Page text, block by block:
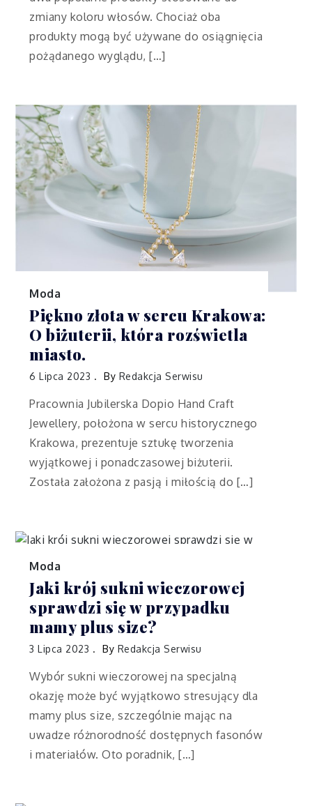
zmiany koloru włosów. Chociaż oba
produkty mogą być używane do osiągnięcia
pożądanego wyglądu, […]
Moda
Piękno złota w sercu Krakowa:
O biżuterii, która rozświetla
miasto.
6 Lipca 2023 By Redakcja Serwisu
Pracownia Jubilerska Dopio Hand Craft
Jewellery, położona w sercu historycznego
Krakowa, prezentuje sztukę tworzenia
wyjątkowej i ponadczasowej biżuterii.
Została założona z pasją i miłością do […]
Moda
Jaki krój sukni wieczorowej
sprawdzi się w przypadku
mamy plus size?
3 Lipca 2023 By Redakcja Serwisu
Wybór sukni wieczorowej na specjalną
okazję może być wyjątkowo stresujący dla
mamy plus size, szczególnie mając na
uwadze różnorodność dostępnych fasonów
i materiałów. Oto poradnik, […]